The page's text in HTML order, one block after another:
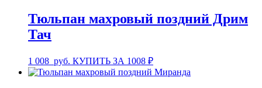
Тюльпан махровый поздний Дрим
Тач
1 008 руб. КУПИТЬ ЗА 1008 ₽